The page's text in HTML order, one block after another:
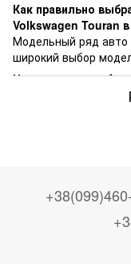
Как правильно
Volkswagen Touran
Модельный ряд авто
широкий выбор
Цены на
варьироваться в
Volkswagen Touranв
предложения в
Одесса, Днепр,
Тернополь,